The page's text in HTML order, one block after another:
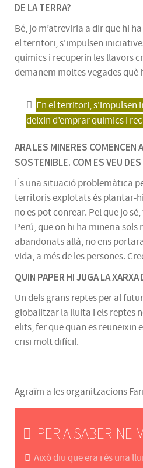
DE LA TERRA?
Bé, jo m’atreviria a dir que hi
el territori, s'impulsen
químics i recuperin les llavors
demanem moltes vegades
En el territori, s'impulsen
deixin d’emprar químics i
ARA LES MINERES COMENCEN
SOSTENIBLE. COM ES VEU
És una situació problemàtica
territoris explotats és plantar-
no es pot conrear. Pel que jo
Perú, que on hi ha mineria
abandonats allà, no ens
vida, a més de les persones.
QUIN PAPER HI JUGA LA
Un dels grans reptes per al
globalitzar la lluita i els reptes
elits, fer que quan es reuneixin
crisi molt difícil.
Agraïm a les organitzacions
PER A SABER-NE
Això diu que era i és una